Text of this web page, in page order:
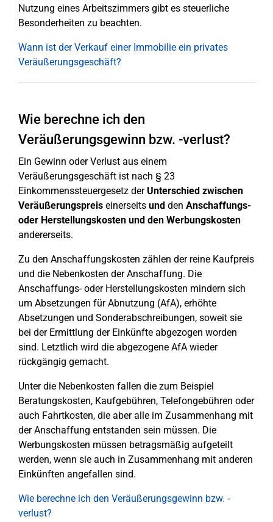
Nutzung eines Arbeitszimmers gibt es steuerliche
Besonderheiten zu beachten.
Wann ist der Verkauf einer Immobilie ein privates
Veräußerungsgeschäft?
Wie berechne ich den
Veräußerungsgewinn bzw. -verlust?
Ein Gewinn oder Verlust aus einem
Veräußerungsgeschäft ist nach § 23
Einkommenssteuergesetz derUnterschied zwischen
Veräußerungspreis einerseits und den Anschaffungs-
oder Herstellungskosten und den Werbungskosten
andererseits.
Zu den Anschaffungskosten zählen der reine Kaufpreis
und die Nebenkosten der Anschaffung. Die
Anschaffungs- oder Herstellungskosten mindern sich
um Absetzungen für Abnutzung (AfA), erhöhte
Absetzungen und Sonderabschreibungen, soweit sie
bei der Ermittlung der Einkünfte abgezogen worden
sind. Letztlich wird die abgezogene AfA wieder
rückgängig gemacht.
Unter die Nebenkosten fallen die zum Beispiel
Beratungskosten, Kaufgebühren, Telefongebühren oder
auch Fahrtkosten, die aber alle im Zusammenhang mit
der Anschaffung entstanden sein müssen. Die
Werbungskosten müssen betragsmäßig aufgeteilt
werden, wenn sie auch in Zusammenhang mit anderen
Einkünften angefallen sind.
Wie berechne ich den Veräußerungsgewinn bzw. -
verlust?